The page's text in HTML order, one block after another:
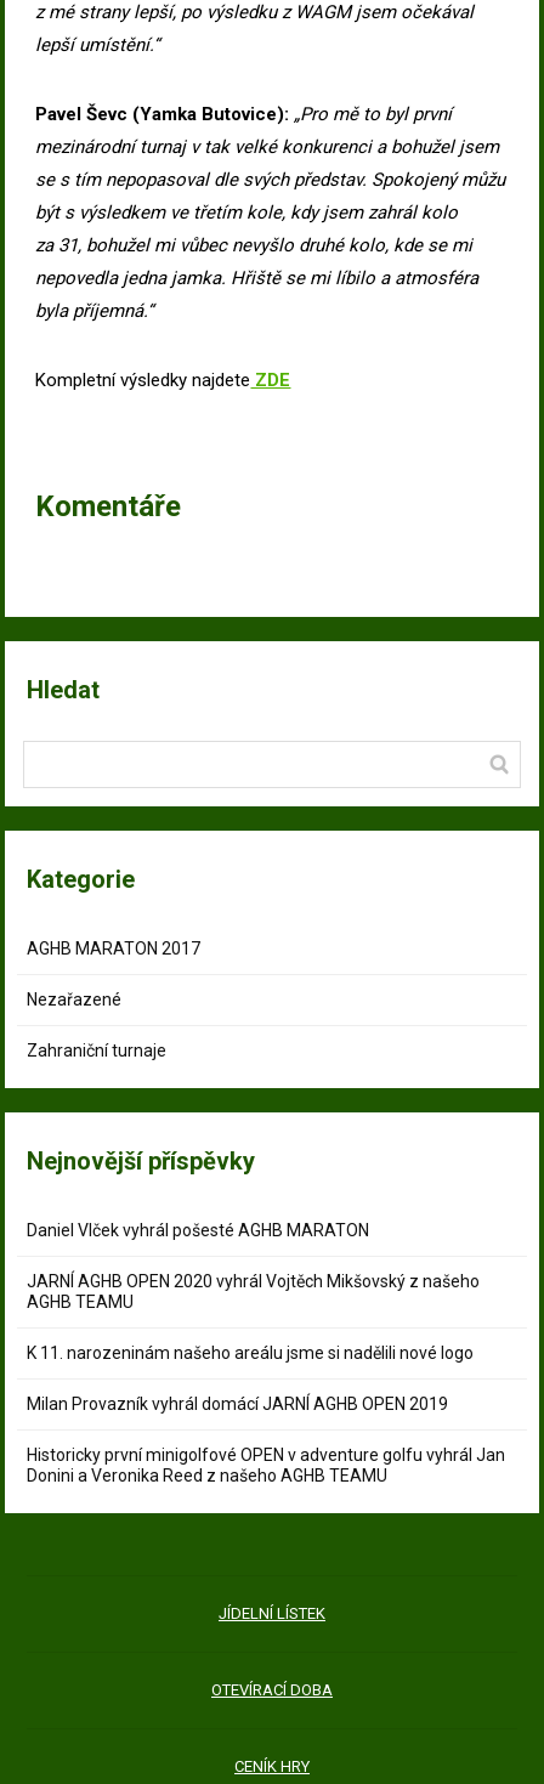
z mé strany lepší, po výsledku z WAGM jsem očekával
lepší umístění.“
Pavel Ševc (Yamka Butovice): „Pro mě to byl první
mezinárodní turnaj v tak velké konkurenci a bohužel jsem
se s tím nepopasoval dle svých představ. Spokojený můžu
být s výsledkem ve třetím kole, kdy jsem zahrál kolo
za 31, bohužel mi vůbec nevyšlo druhé kolo, kde se mi
nepovedla jedna jamka. Hřiště se mi líbilo a atmosféra
byla příjemná.“
Kompletní výsledky najdete ZDE
Komentáře
Hledat
Kategorie
AGHB MARATON 2017
Nezařazené
Zahraniční turnaje
Nejnovější příspěvky
Daniel Vlček vyhrál pošesté AGHB MARATON
JARNÍ AGHB OPEN 2020 vyhrál Vojtěch Mikšovský z našeho
AGHB TEAMU
K 11. narozeninám našeho areálu jsme si nadělili nové logo
Milan Provazník vyhrál domácí JARNÍ AGHB OPEN 2019
Historicky první minigolfové OPEN v adventure golfu vyhrál Jan
Donini a Veronika Reed z našeho AGHB TEAMU
JÍDELNÍ LÍSTEK
OTEVÍRACÍ DOBA
CENÍK HRY